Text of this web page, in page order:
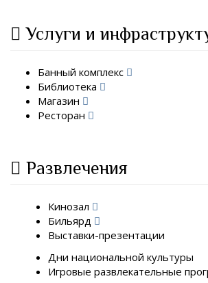
Услуги и
Банный комплекс
Библиотека
Магазин
Ресторан
Развлечения
Кинозал
Бильярд
Выставки-презентации
Дни национальной культуры
Игровые развлекательные